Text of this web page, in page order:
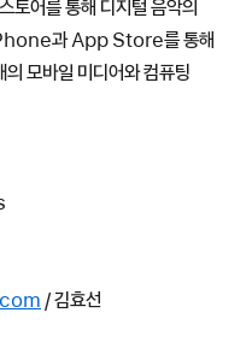
어를 통해 디지털 음악의
과 App Store를 통해
모바일 미디어와 컴퓨팅
/ 김효선